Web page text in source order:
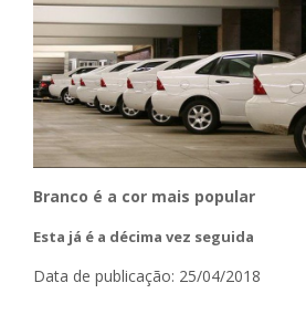
Branco é a cor mais popular
Esta já é a décima vez seguida
Data de publicação: 25/04/2018